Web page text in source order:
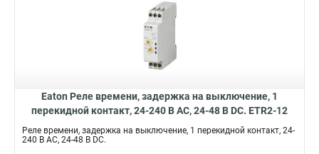
Eaton Реле времени, задержка на выключение, 1
перекидной контакт, 24-240 В АС, 24-48 В DC. ETR2-12
Реле времени, задержка на выключение, 1 перекидной контакт, 24-
240 В АС, 24-48 В DC.